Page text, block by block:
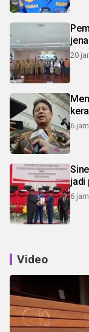
20
6
jadi
6
Video